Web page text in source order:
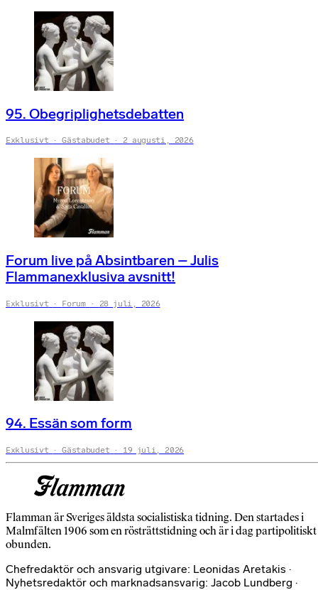
95. Obegriplighetsdebatten
Exklusivt Gästabudet 2 augusti, 2026
Forum live på Absintbaren – Julis
Flammanexklusiva avsnitt!
Exklusivt Forum 28 juli, 2026
94. Essän som form
Exklusivt Gästabudet 19 juli, 2026
Flamman är Sveriges äldsta socialistiska tidning. Den startades i
Malmfälten 1906 som en rösträttstidning och är i dag partipolitiskt
obunden.
Chefredaktör och ansvarig utgivare: Leonidas Aretakis ·
Nyhetsredaktör och marknadsansvarig: Jacob Lundberg ·